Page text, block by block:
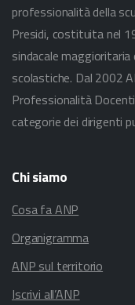
professionalità della
Presidi, costituita nel
sindacale
scolastiche. Dal 2002
Professionalità
categorie dei dirigenti
Chisiamo
Cosa fa ANP
Organigramma
ANP sul territorio
Iscrivi all’ANP